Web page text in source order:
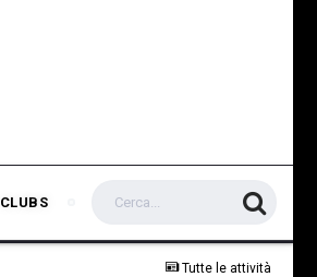
CLUBS
Tutte le attività